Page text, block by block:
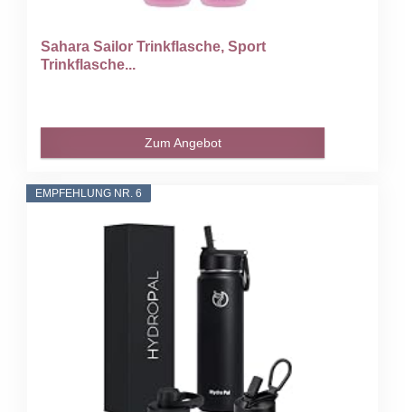
Sahara Sailor Trinkflasche, Sport
Trinkflasche...
Zum Angebot
EMPFEHLUNG NR. 6